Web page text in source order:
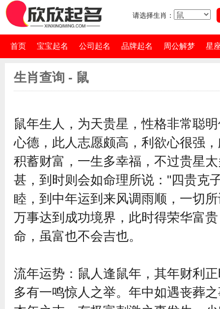
请选择生肖：
首页 宝宝起名 公司起名 品牌起名 周公解梦 星
生肖查询 - 鼠
鼠年生人，为天贵星，性格非常聪
心德，此人志愿颇高，利欲心很强
积蓄财富，一生多幸福，不过贵星
甚，到时则会如命理所说："四贵克
睦，到中年运到来风调雨顺，一切
万事达到成功境界，此时得荣华富
命，虽富也不会吉也。
流年运势：鼠人逢鼠年，其年财利
多有一鸣惊人之举。年中如遇丧葬